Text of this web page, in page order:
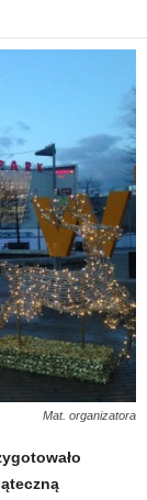
Mat. organizatora